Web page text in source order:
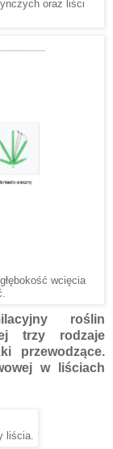
oraz liści
wcięcia
roślin
trzy rodzaje
przewodzące.
w liściach
liścia.